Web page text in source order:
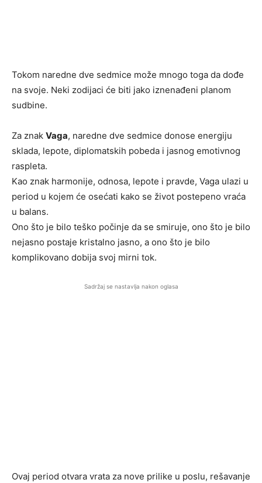
Tokom naredne dve sedmice može mnogo toga da dođe
na svoje. Neki zodijaci će biti jako iznenađeni planom
sudbine.
Za znak Vaga, naredne dve sedmice donose energiju
sklada, lepote, diplomatskih pobeda i jasnog emotivnog
raspleta.
Kao znak harmonije, odnosa, lepote i pravde, Vaga ulazi u
period u kojem će osećati kako se život postepeno vraća
u balans.
Ono što je bilo teško počinje da se smiruje, ono što je bilo
nejasno postaje kristalno jasno, a ono što je bilo
komplikovano dobija svoj mirni tok.
Sadržaj se nastavlja nakon oglasa
Ovaj period otvara vrata za nove prilike u poslu, rešavanje